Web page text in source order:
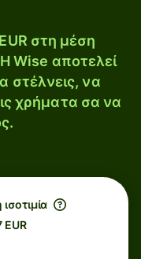
στη μέση
Wise αποτελεί
στέλνεις, να
χρήματα σα να
EUR